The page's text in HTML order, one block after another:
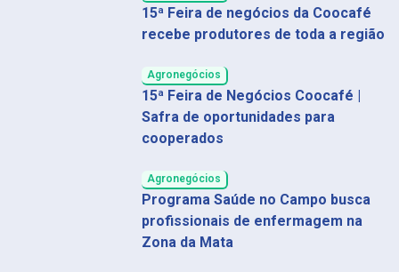
15ª Feira de negócios da Coocafé
recebe produtores de toda a região
Agronegócios
15ª Feira de Negócios Coocafé |
Safra de oportunidades para
cooperados
Agronegócios
Programa Saúde no Campo busca
profissionais de enfermagem na
Zona da Mata